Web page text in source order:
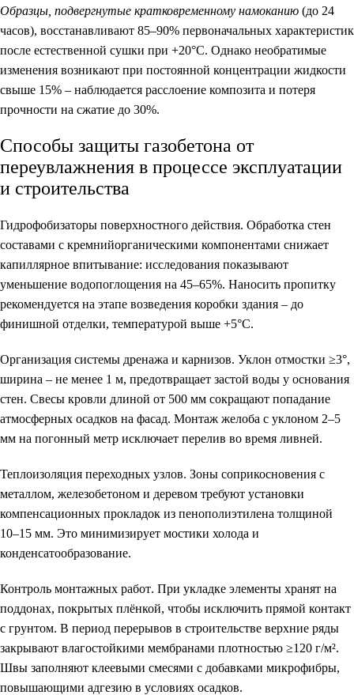
Образцы, подвергнутые кратковременному намоканию (до 24
часов), восстанавливают 85–90% первоначальных характеристик
после естественной сушки при +20°C. Однако необратимые
изменения возникают при постоянной концентрации жидкости
свыше 15% – наблюдается расслоение композита и потеря
прочности на сжатие до 30%.
Способы защиты газобетона от
переувлажнения в процессе эксплуатации
и строительства
Гидрофобизаторы поверхностного действия. Обработка стен
составами с кремнийорганическими компонентами снижает
капиллярное впитывание: исследования показывают
уменьшение водопоглощения на 45–65%. Наносить пропитку
рекомендуется на этапе возведения коробки здания – до
финишной отделки, температурой выше +5°C.
Организация системы дренажа и карнизов. Уклон отмостки ≥3°,
ширина – не менее 1 м, предотвращает застой воды у основания
стен. Свесы кровли длиной от 500 мм сокращают попадание
атмосферных осадков на фасад. Монтаж желоба с уклоном 2–5
мм на погонный метр исключает перелив во время ливней.
Теплоизоляция переходных узлов. Зоны соприкосновения с
металлом, железобетоном и деревом требуют установки
компенсационных прокладок из пенополиэтилена толщиной
10–15 мм. Это минимизирует мостики холода и
конденсатообразование.
Контроль монтажных работ. При укладке элементы хранят на
поддонах, покрытых плёнкой, чтобы исключить прямой контакт
с грунтом. В период перерывов в строительстве верхние ряды
закрывают влагостойкими мембранами плотностью ≥120 г/м².
Швы заполняют клеевыми смесями с добавками микрофибры,
повышающими адгезию в условиях осадков.